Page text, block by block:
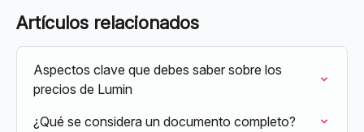
Artículos relacionados
Aspectos clave que debes saber sobre los
precios de Lumin
¿Qué se considera un documento completo?